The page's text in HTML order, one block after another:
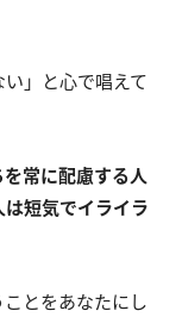
」と心で唱えて
常に配慮する人
短気でイライラ
とをあなたにし